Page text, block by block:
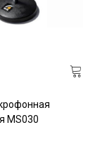
MS030